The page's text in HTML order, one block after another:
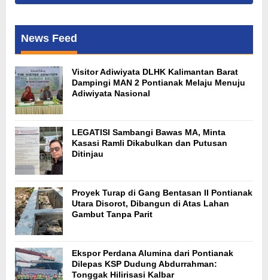
News Feed
Visitor Adiwiyata DLHK Kalimantan Barat
Dampingi MAN 2 Pontianak Melaju Menuju
Adiwiyata Nasional
LEGATISI Sambangi Bawas MA, Minta
Kasasi Ramli Dikabulkan dan Putusan
Ditinjau
Proyek Turap di Gang Bentasan II Pontianak
Utara Disorot, Dibangun di Atas Lahan
Gambut Tanpa Parit
Ekspor Perdana Alumina dari Pontianak
Dilepas KSP Dudung Abdurrahman:
Tonggak Hilirisasi Kalbar